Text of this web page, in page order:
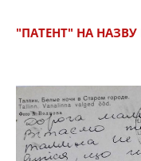
"ПАТЕНТ" НА НАЗВУ